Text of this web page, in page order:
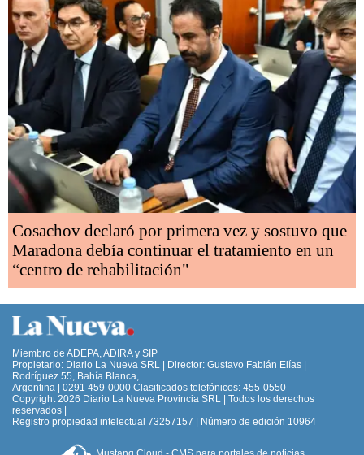
Cosachov declaró por primera vez y sostuvo que
Maradona debía continuar el tratamiento en un
“centro de rehabilitación"
Miembro de ADEPA, ADIRA y SIP
Propietario: Diario La Nueva SRL | Director: Gustavo Fabián Elías |
Rodríguez 55, Bahía Blanca,
Argentina | 0291 459-0000 Clasificados telefónicos: 455-0550
Copyright 2026 Diario La Nueva Provincia SRL | Todos los derechos
reservados |
Registro propiedad intelectual 73257157 | Número de edición 10964